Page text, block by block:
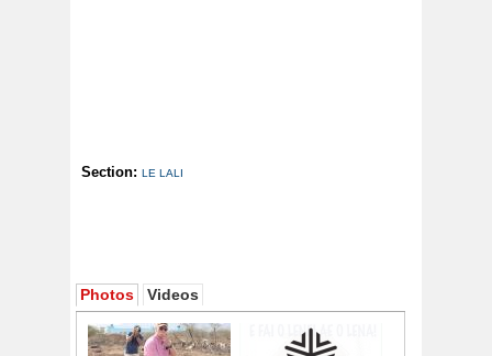
Section: LE LALI
Photos Videos